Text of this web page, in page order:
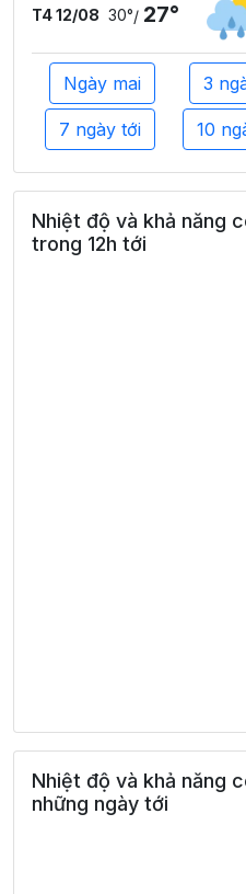
T4 12/08 30°/ 27°
Ngày mai 3
7 ngày tới 10
Nhiệt độ và khả năng
trong 12h tới
Nhiệt độ và khả năng
những ngày tới